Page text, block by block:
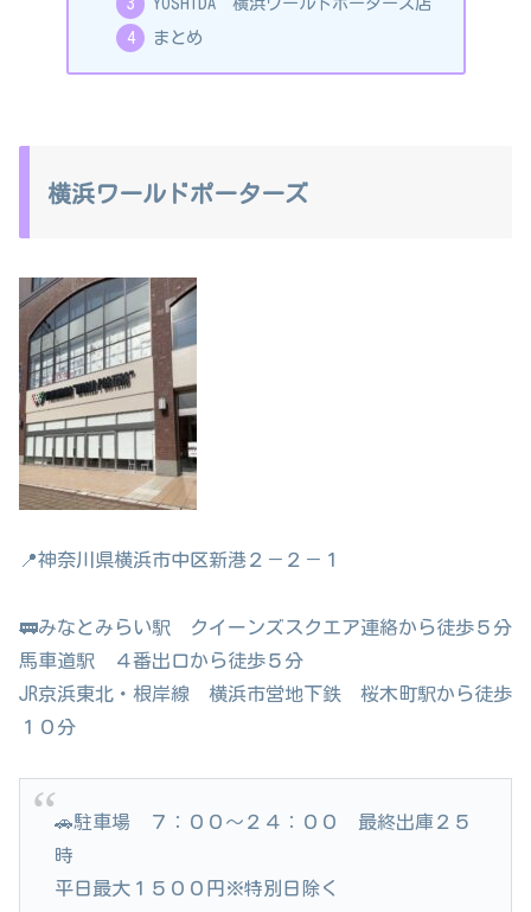
まとめ
横浜ワールドポーターズ
📍神奈川県横浜市中区新港２－２－１
🚃みなとみらい駅 クイーンズスクエア連絡から徒歩５分
馬車道駅 ４番出口から徒歩５分
JR京浜東北・根岸線 横浜市営地下鉄 桜木町駅から徒歩
１０分
🚗駐車場 ７：００～２４：００ 最終出庫２５
時
平日最大１５００円※特別日除く